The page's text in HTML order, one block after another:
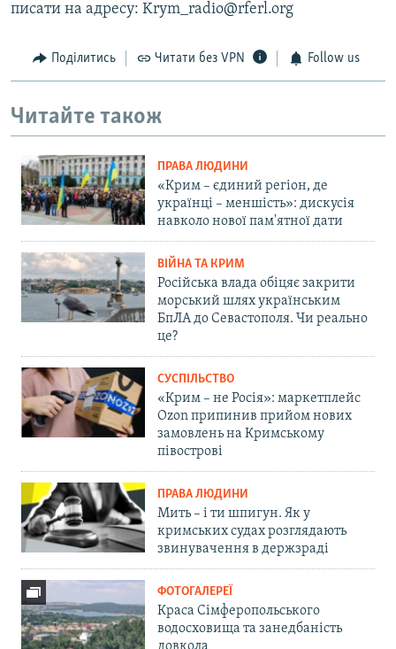
писати на адресу: Krym_radio@rferl.org
Поділитись Читати без VPN Follow us
Читайте також
ПРАВА ЛЮДИНИ
«Крим – єдиний регіон, де
українці – меншість»: дискусія
навколо нової пам'ятної дати
ВІЙНА ТА КРИМ
Російська влада обіцяє закрити
морський шлях українським
БпЛА до Севастополя. Чи реально
це?
СУСПІЛЬСТВО
«Крим – не Росія»: маркетплейс
Ozon припинив прийом нових
замовлень на Кримському
півострові
ПРАВА ЛЮДИНИ
Мить – і ти шпигун. Як у
кримських судах розглядають
звинувачення в держзраді
ФОТОГАЛЕРЕЇ
Краса Сімферопольського
водосховища та занедбаність